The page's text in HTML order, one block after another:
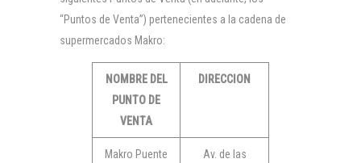
“Puntos de Venta”) pertenecientes a la cadena de
supermercados Makro:
NOMBRE DEL
PUNTO DE
VENTA
DIRECCION
Makro Puente
Av. de las